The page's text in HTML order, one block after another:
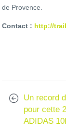
de Provence.
Contact : http://
Un record
pour cette
ADIDAS